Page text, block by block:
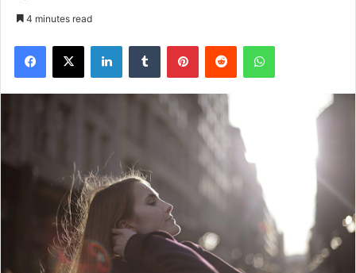
4 minutes read